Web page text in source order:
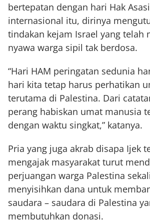
bertepatan dengan hari Hak
internasional itu, dirinya
tindakan kejam Israel yang telah
nyawa warga sipil tak berdosa.
“Hari HAM peringatan sedunia
hari kita tetap harus perhatikan
terutama di Palestina. Dari
perang habiskan umat manusia
dengan waktu singkat,” katanya.
Pria yang juga akrab disapa Ijek
mengajak masyarakat turut
perjuangan warga Palestina
menyisihkan dana untuk
saudara – saudara di Palestina
membutuhkan donasi.